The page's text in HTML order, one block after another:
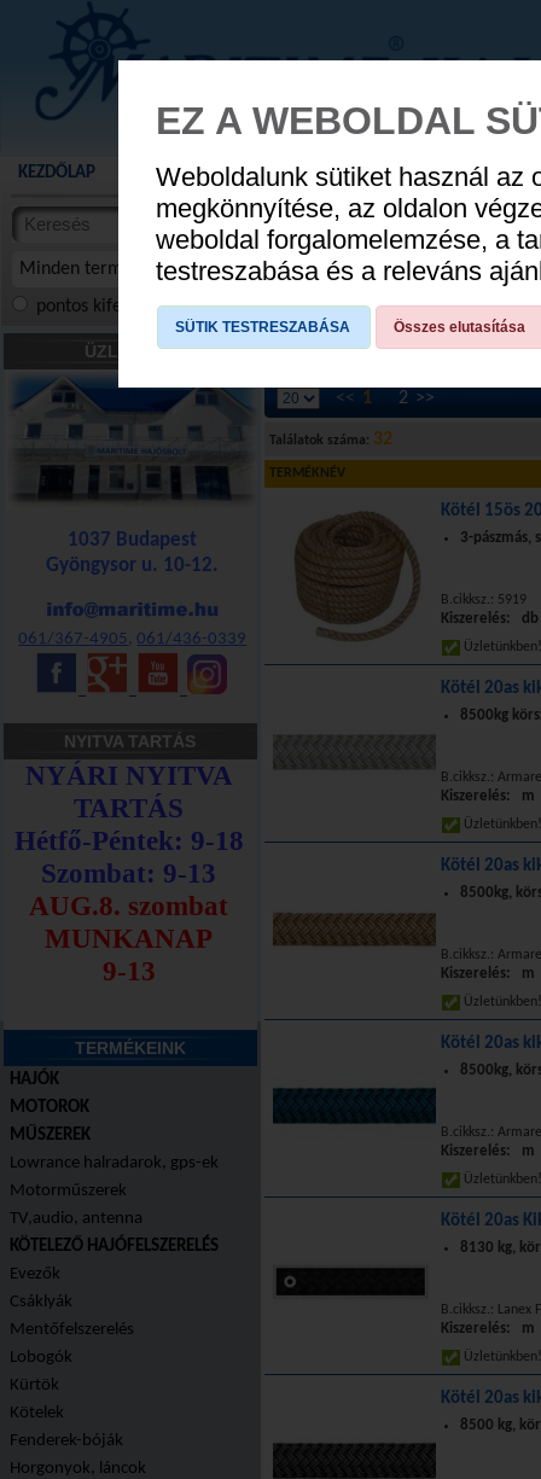
AUGUSZTUS
KEZDŐLAP AKCIÓS TERMÉKEK WEBÁRUHÁZ HÍREK
Minden termék
termékekben
cikkekben
pontos kifejezés összes szóra szóra, szótöredék
ÜZLETÜNK
1037 Budapest
Gyöngysor u. 10-12.
061/367-4905,061/436-0339
NYITVA TARTÁS
TERMÉKEINK
HAJÓK
MOTOROK
MŰSZEREK
Lowrance halradarok, gps-ek
Motorműszerek
TV,audio, antenna
KÖTELEZŐ HAJÓFELSZERELÉS
Evezők
Csáklyák
Mentőfelszerelés
Lobogók
Kürtök
Kötelek
Fenderek-bóják
Horgonyok, láncok
Kötelek»Horgonykötél, kikötőkötél»
<< 1 2 >>
Találatok száma: 32
TERMÉKNÉV
Kötél 15ös
3-pászmás,
B.cikksz.: 5919
Kiszerelés: db
Kötél 20as
8500kg
B.cikksz.:
Kiszerelés: m
Kötél 20as
8500kg,
B.cikksz.:
Kiszerelés: m
Kötél 20as
8500kg,
B.cikksz.:
Kiszerelés: m
Kötél 20as
8130 kg,
B.cikksz.: Lanex
Kiszerelés: m
Kötél 20as
8500 kg,
EZ A WEBOLDAL
Weboldalunk sütiket használ az
megkönnyítése, az oldalon
weboldal forgalomelemzése, a
testreszabása és a releváns
SÜTIK TESTRESZABÁSA Összes elutasítása